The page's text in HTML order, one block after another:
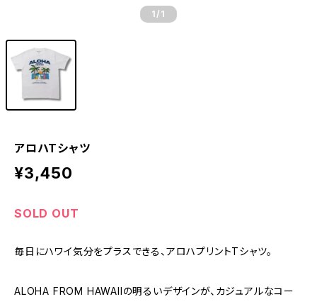
1 /1
アロハTシャツ
¥3,450
SOLD OUT
毎日にハワイ気分をプラスできる、アロハプリントTシャツ。
ALOHA FROM HAWAIIの明るいデザインが、カジュアルなコー